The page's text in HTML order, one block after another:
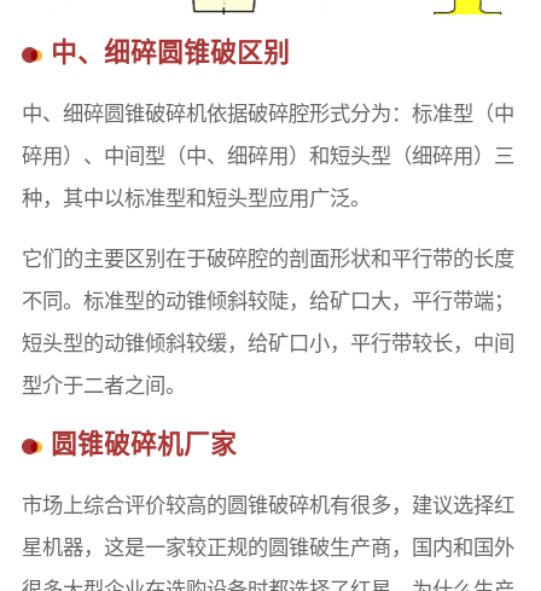
中、细碎圆锥破区别
中、细碎圆锥破碎机依据破碎腔形式分为：标准型（中
碎用）、中间型（中、细碎用）和短头型（细碎用）三
种，其中以标准型和短头型应用广泛。
它们的主要区别在于破碎腔的剖面形状和平行带的长度
不同。标准型的动锥倾斜较陡，给矿口大，平行带端；
短头型的动锥倾斜较缓，给矿口小，平行带较长，中间
型介于二者之间。
圆锥破碎机厂家
市场上综合评价较高的圆锥破碎机有很多，建议选择红
星机器，这是一家较正规的圆锥破生产商，国内和国外